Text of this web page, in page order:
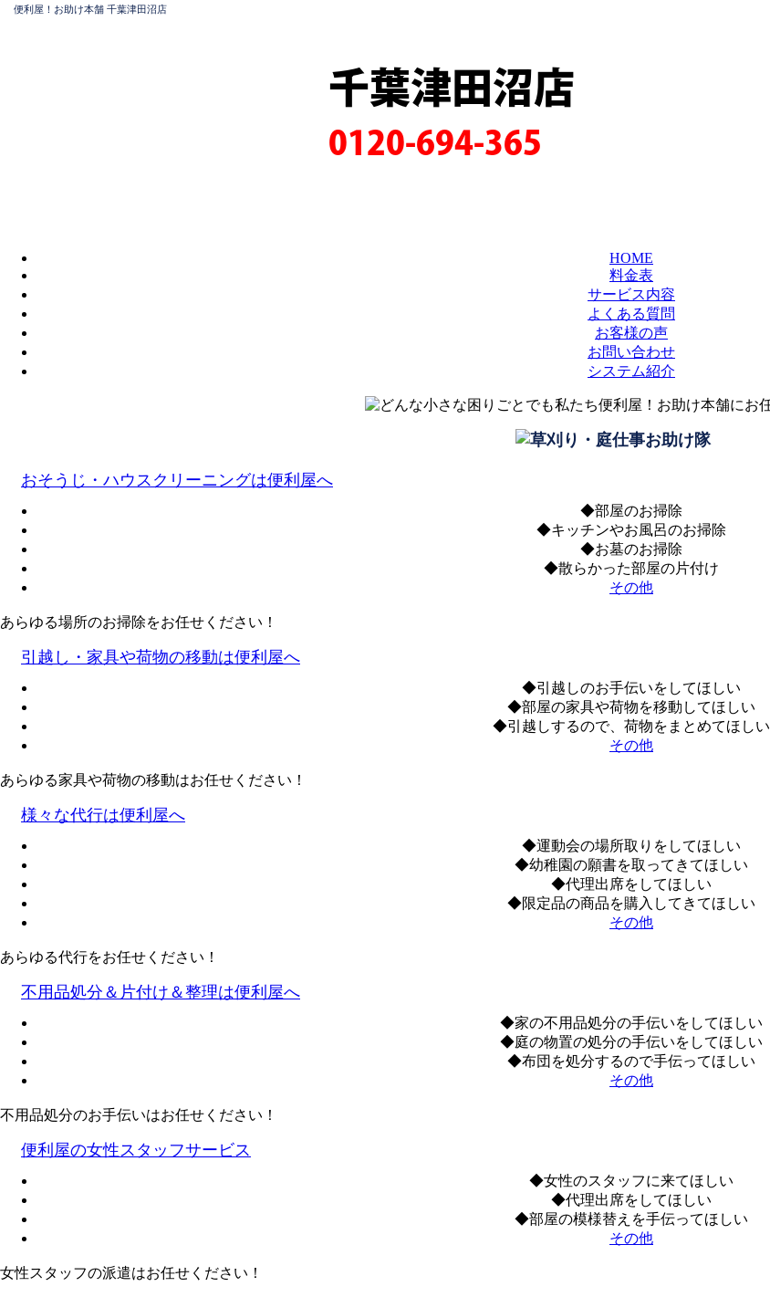
便利屋！お助け本舗 千葉津田沼店
千葉津田沼店
0120-694-365
HOME
料金表
サービス内容
よくある質問
お客様の声
お問い合わせ
システム紹介
おそうじ・ハウスクリーニングは便利屋へ
◆部屋のお掃除
◆キッチンやお風呂のお掃除
◆お墓のお掃除
◆散らかった部屋の片付け
その他
あらゆる場所のお掃除をお任せください！
引越し・家具や荷物の移動は便利屋へ
◆引越しのお手伝いをしてほしい
◆部屋の家具や荷物を移動してほしい
◆引越しするので、荷物をまとめてほしい
その他
あらゆる家具や荷物の移動はお任せください！
様々な代行は便利屋へ
◆運動会の場所取りをしてほしい
◆幼稚園の願書を取ってきてほしい
◆代理出席をしてほしい
◆限定品の商品を購入してきてほしい
その他
あらゆる代行をお任せください！
不用品処分＆片付け＆整理は便利屋へ
◆家の不用品処分の手伝いをしてほしい
◆庭の物置の処分の手伝いをしてほしい
◆布団を処分するので手伝ってほしい
その他
不用品処分のお手伝いはお任せください！
便利屋の女性スタッフサービス
◆女性のスタッフに来てほしい
◆代理出席をしてほしい
◆部屋の模様替えを手伝ってほしい
その他
女性スタッフの派遣はお任せください！